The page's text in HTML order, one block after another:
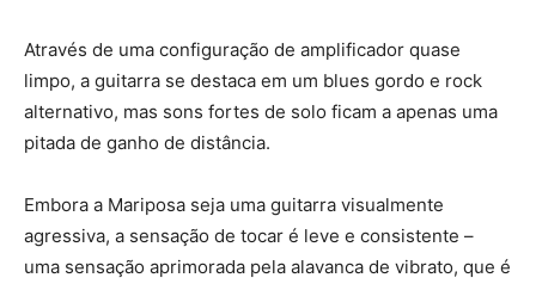
Através de uma configuração de amplificador quase
limpo, a guitarra se destaca em um blues gordo e rock
alternativo, mas sons fortes de solo ficam a apenas uma
pitada de ganho de distância.
Embora a Mariposa seja uma guitarra visualmente
agressiva, a sensação de tocar é leve e consistente –
uma sensação aprimorada pela alavanca de vibrato, que é